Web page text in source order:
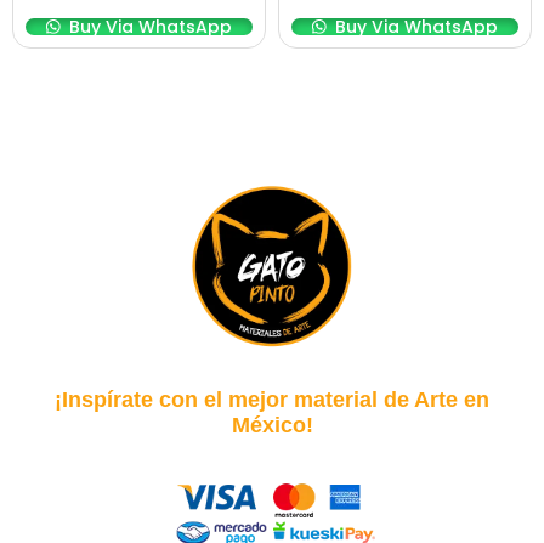
Buy Via WhatsApp
Buy Via WhatsApp
¡Inspírate con el mejor material de Arte en
México!